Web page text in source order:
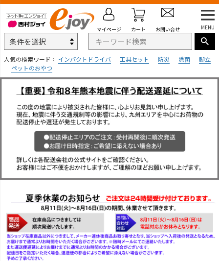
MENU
人気の検索ワード： インパクトドライバ 工具セット 防災 除菌
脚立
ペットのおやつ
マイページ カート お問い合せ